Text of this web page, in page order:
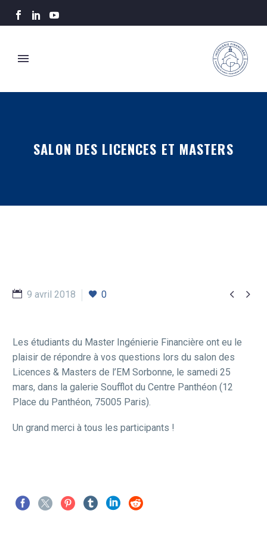
SALON DES LICENCES ET MASTERS
 
9 avril 2018 0
Les étudiants du Master Ingénierie Financière ont eu le
plaisir de répondre à vos questions lors du salon des
Licences & Masters de l’EM Sorbonne, le samedi 25
mars, dans la galerie Soufflot du Centre Panthéon (12
Place du Panthéon, 75005 Paris).
Un grand merci à tous les participants !